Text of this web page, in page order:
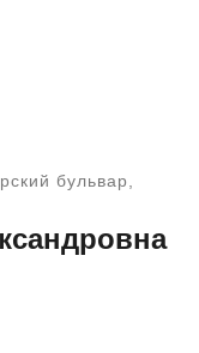
бульвар,